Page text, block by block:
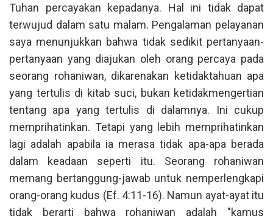
Tuhan percayakan kepadanya. Hal ini tidak dapat
terwujud dalam satu malam. Pengalaman pelayanan
saya menunjukkan bahwa tidak sedikit pertanyaan-
pertanyaan yang diajukan oleh orang percaya pada
seorang rohaniwan, dikarenakan ketidaktahuan apa
yang tertulis di kitab suci, bukan ketidakmengertian
tentang apa yang tertulis di dalamnya. Ini cukup
memprihatinkan. Tetapi yang lebih memprihatinkan
lagi adalah apabila ia merasa tidak apa-apa berada
dalam keadaan seperti itu. Seorang rohaniwan
memang bertanggung-jawab untuk nemperlengkapi
orang-orang kudus (Ef. 4:11-16). Namun ayat-ayat itu
tidak berarti bahwa rohaniwan adalah "kamus